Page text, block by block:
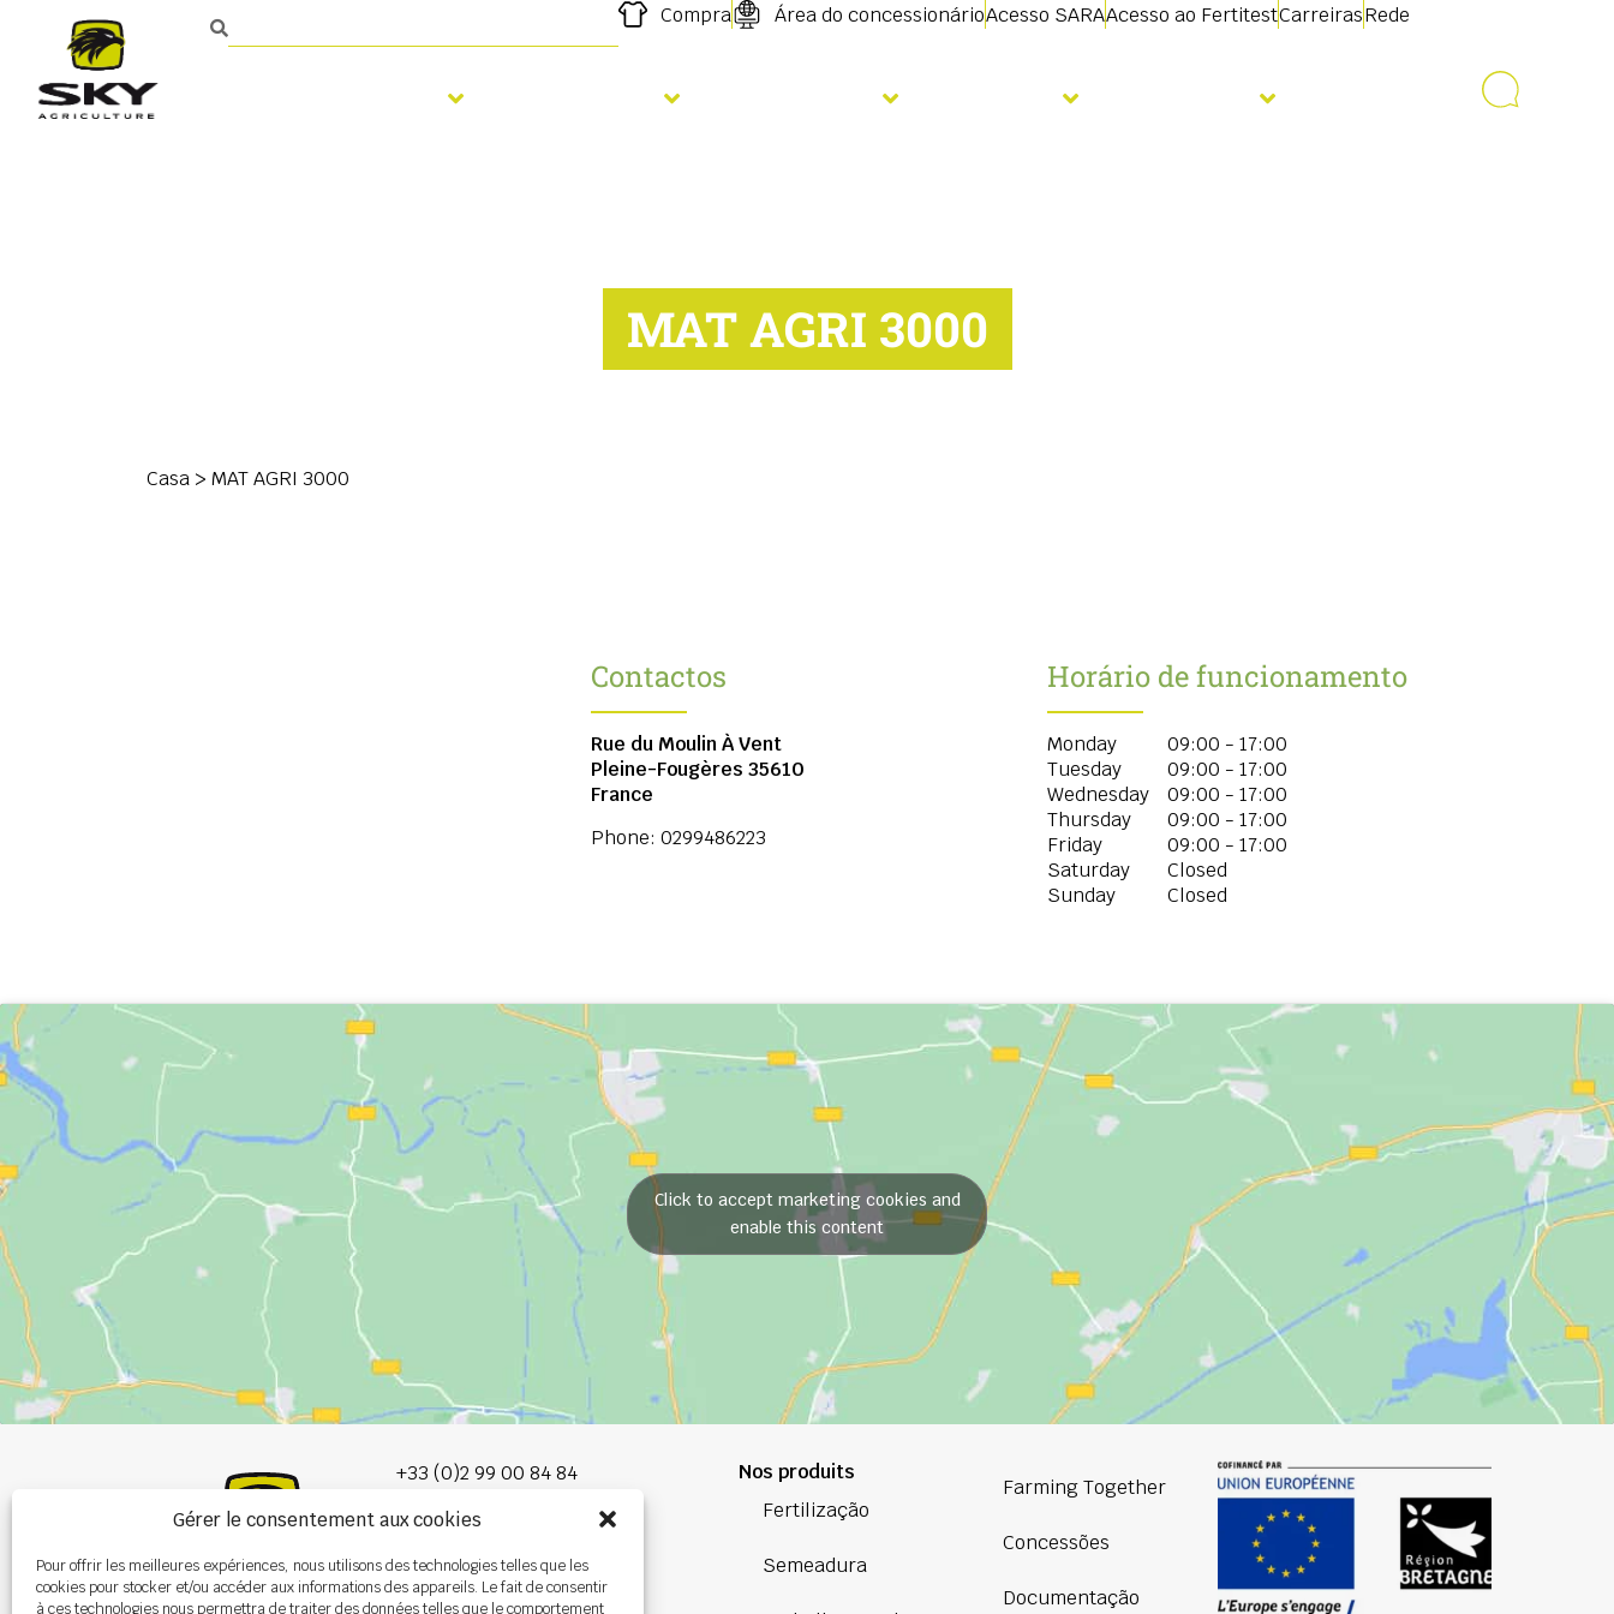
Gérer le consentement aux cookies
Pour offrir les meilleures expériences, nous utilisons des technologies telles que les
cookies pour stocker et/ou accéder aux informations des appareils. Le fait de consentir
à ces technologies nous permettra de traiter des données telles que le comportement
Compra Área do concessionárioAcesso SARAAcesso ao FertitestCarreirasRede
MAT AGRI 3000
Casa > MAT AGRI 3000
Contactos
Rue du Moulin À Vent
Pleine-Fougères 35610
France
Phone: 0299486223
Horário de funcionamento
Monday
09:00 - 17:00
Tuesday
09:00 - 17:00
Wednesday
09:00 - 17:00
Thursday
09:00 - 17:00
Friday
09:00 - 17:00
Saturday
Closed
Sunday
Closed
Click to accept marketing cookies and
enable this content
+33 (0)2 99 00 84 84
info@burel-group.com
Les Portes de Bretagne
P.A. de la Gaultière,
Nos produits
Fertilização
Semeadura
Farming Together
Concessões
Documentação